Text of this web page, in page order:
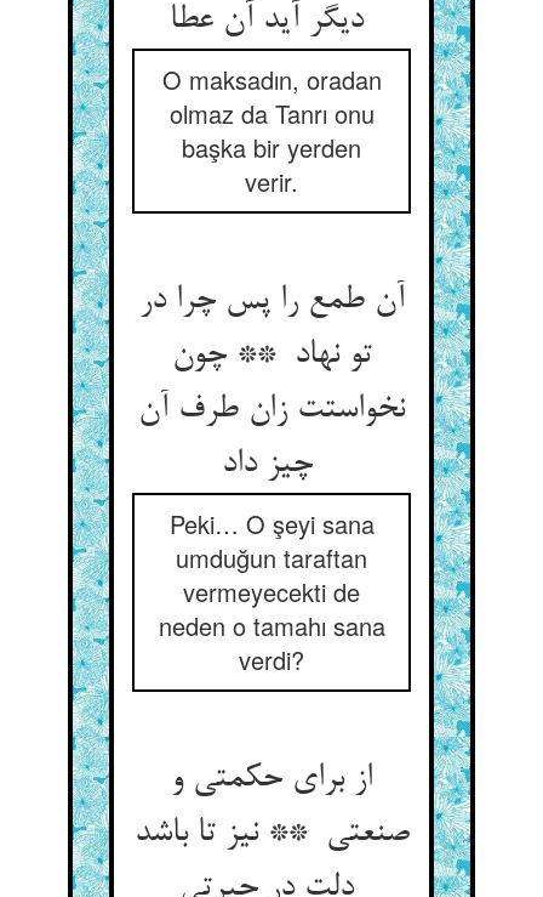
دیگر آید آن عطا
O maksadın, oradan
olmaz da Tanrı onu
başka bir yerden
verir.
آن طمع را پس چرا در
تو نهاد ** چون
نخواستت زان طرف آن
چیز داد
Peki… O şeyi sana
umduğun taraftan
vermeyecekti de
neden o tamahı sana
verdi?
از برای حکمتی و
صنعتی ** نیز تا باشد
دلت در حیرتی